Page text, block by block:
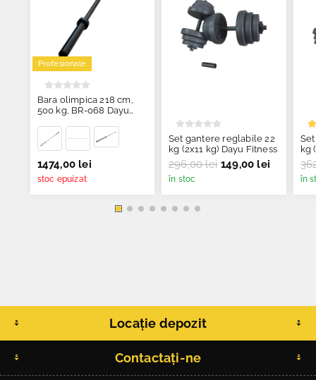
Profesionale
Bara olimpica 218 cm,
500 kg, BR-068 Dayu
1474,00 lei
stoc epuizat
Set gantere reglabile 22
kg (2x11 kg) Dayu Fitness
296,00 lei 149,00 lei
în stoc
kg
în
Locație depozit
Contactați-ne